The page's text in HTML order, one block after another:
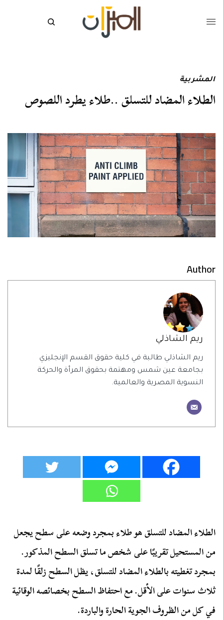
المشربية
الطلاء المضاد للتسلق ..طلاء يطرد اللصوص
Author
ريم الشاذلي
ريم الشاذلي طالبة في كلية حقوق القسم الإنجليزي
بجامعة عين شمس ومهتمة بحقوق المرأة والحركة
النسوية المصرية والعالمية.
الطلاء المضاد للتسلق هو طلاء بمجرد وضعه على سطح يجعل
من المستحيل تقريبًا على شخص ما تسلق السطح المذكور.
بمجرد تغطيته بالطلاء المضاد للتسلق، يظل السطح زلقًا لمدة
ثلاث سنوات على الأقل. مع احتفاظ السطح بخصائصه الوقائية
في كل من الظروف الجوية الحارة والباردة.